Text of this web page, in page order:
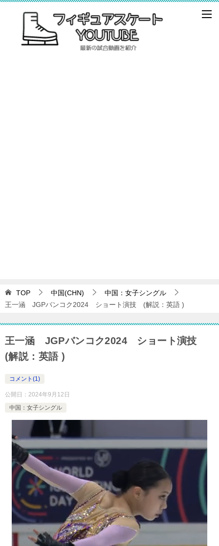
TOP 中国(CHN)
中国：女子シングル
王一涵 JGPバンコク2024 ショート演技 (解説：英語 )
王一涵 JGPバンコク2024 ショート演技
(解説：英語 )
コメント(1)
公開日： 2024年9月12日
中国：女子シングル